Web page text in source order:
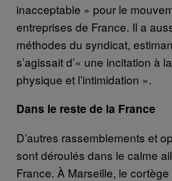
inacceptable » pour le
entreprises de France. Il a
méthodes du syndicat,
s’agissait d’« une incitation à
physique et l’intimidation ».
Dans le reste de la France
D’autres rassemblements et
sont déroulés dans le calme
France. À Marseille, le